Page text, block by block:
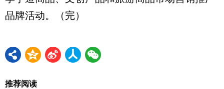
品牌活动。（完）
推荐阅读